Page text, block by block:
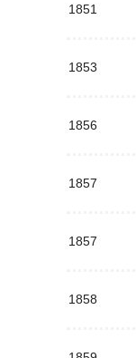
1851
1853
1856
1857
1857
1858